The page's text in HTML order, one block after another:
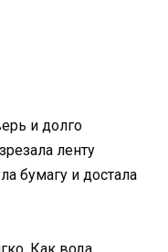
и долго
ленту
бумагу и достала